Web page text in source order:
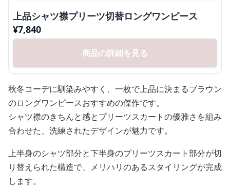
上品シャツ襟プリーツ切替ロングワンピース
¥7,840
商品の詳細を見る
秋冬コーデに馴染みやすく、一枚で上品に決まるブラウン
のロングワンピースおすすめの傑作です。
シャツ襟のきちんと感とプリーツスカートの優雅さを組み
合わせた、洗練されたデザインが魅力です。
上半身のシャツ部分と下半身のプリーツスカート部分が切
り替えられた構造で、メリハリのあるスタイリングが完成
します。